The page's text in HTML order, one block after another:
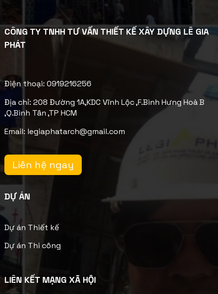
CÔNG TY TNHH TƯ VẤN THIẾT KẾ XÂY DỰNG LÊ GIA
PHÁT
Điện thoại: 0919216256
Địa chỉ: 208 Đường 1A,KDC Vĩnh Lộc ,F.Bình Hưng Hoà B
,Q.Bình Tân ,TP HCM
Email: legiaphatarch@gmail.com
Liên hệ ngay
DỰ ÁN
Dự án Thiết kế
Dự án Thi công
LIÊN KẾT MẠNG XÃ HỘI